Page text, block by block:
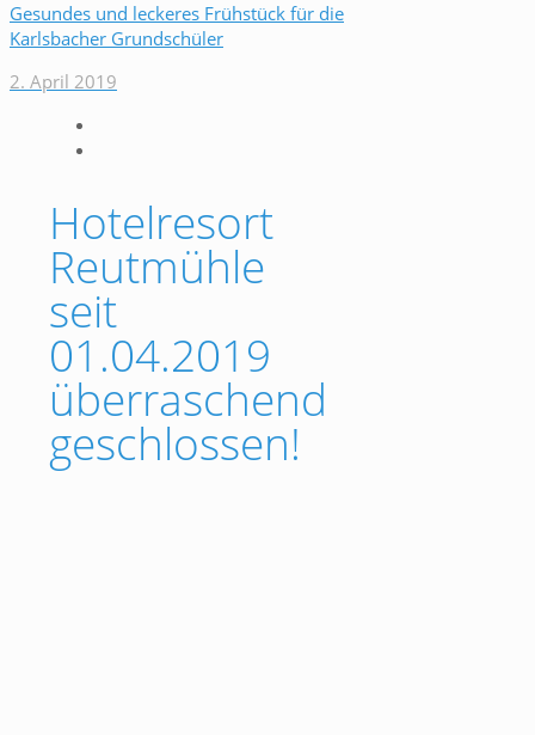
Gesundes und leckeres Frühstück für die
Karlsbacher Grundschüler
2. April 2019
Hotelresort
Reutmühle
seit
01.04.2019
überraschend
geschlossen!